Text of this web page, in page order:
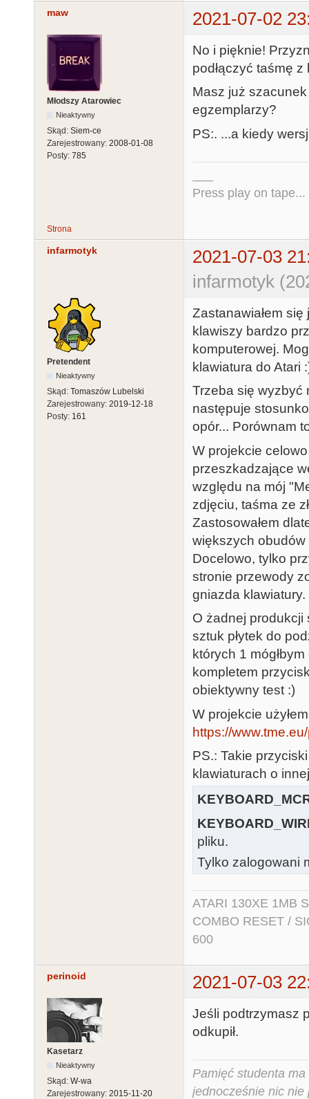
maw 2021-07-02
Młodszy Atarowiec
Nieaktywny
Skąd: Siem-ce
Zarejestrowany: 2008-01-08
Posty: 785
No i pięknie!
podłączyć taśmę
Masz już
egzemplarzy?
PS:. ...a kiedy
Press play on tape...
Strona
infarmotyk
2021-07-03
infarmotyk
Pretendent
Nieaktywny
Skąd: Tomaszów Lubelski
Zarejestrowany: 2019-12-18
Posty: 161
Zastanawiałem
klawiszy bardzo
komputerowej.
klawiatura do Atari
Trzeba się wyzbyć
następuje
opór... Porównam
W projekcie
przeszkadzające
względu na mój
zdjęciu, taśma ze
Zastosowałem
większych
Docelowo, tylko
stronie przewody
gniazda klawiatury.
O żadnej produkcji
sztuk płytek do
których 1
kompletem
obiektywny test :)
W projekcie
https://
PS.: Takie
klawiaturach o
pliku.
Tylko zalogowani
ATARI 130XE 1MB
COMBO RESET /
600
perinoid 2021-07-03
Kasetarz
Nieaktywny
Skąd: W-wa
Zarejestrowany: 2015-11-20
Jeśli podtrzymasz
odkupił.
Pamięć studenta
jednocześnie nic nie